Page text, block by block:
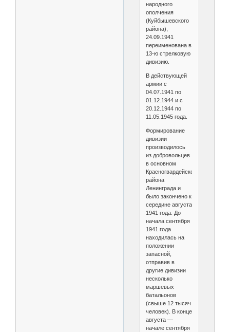
народного
ополчения
(Куйбышевского
района),
24.09.1941
переименована в
13-ю стрелковую
дивизию.
В действующей
армии с
04.07.1941 по
01.12.1944 и с
20.12.1944 по
11.05.1945 года.
Формирование
дивизии
производилось
из добровольцев
в основном
Красногвардейского
района
Ленинграда и
было закончено к
середине августа
1941 года. До
начала сентября
1941 года
находилась на
положении
запасной,
отправив в
другие дивизии
несколько
маршевых
батальонов
(свыше 12 тысяч
человек). В конце
августа —
начале сентября